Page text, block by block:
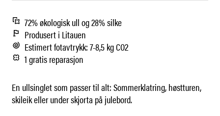
72% økologisk ull og 28% silke
Produsert i Litauen
Estimert fotavtrykk: 7-8,5 kg CO2
1 gratis reparasjon
En ullsinglet som passer til alt: Sommerklatring, høstturen,
skileik eller under skjorta på julebord.